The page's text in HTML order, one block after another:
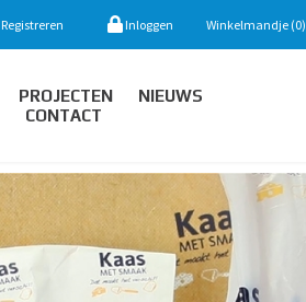
Registreren Inloggen Winkelmandje (0)
PROJECTEN
NIEUWS
CONTACT